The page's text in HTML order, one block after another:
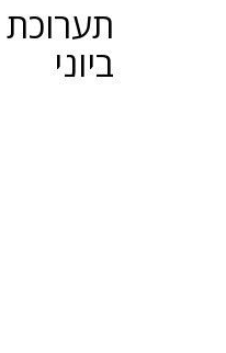
ביוני